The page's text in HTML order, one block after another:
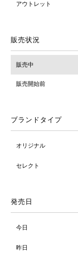
アウトレット
販売状況
販売中
販売開始前
ブランドタイプ
オリジナル
セレクト
発売日
今日
昨日